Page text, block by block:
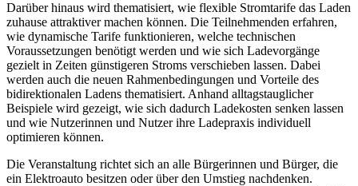
Darüber hinaus wird thematisiert, wie flexible Stromtarife das Laden
zuhause attraktiver machen können. Die Teilnehmenden erfahren,
wie dynamische Tarife funktionieren, welche technischen
Voraussetzungen benötigt werden und wie sich Ladevorgänge
gezielt in Zeiten günstigeren Stroms verschieben lassen. Dabei
werden auch die neuen Rahmenbedingungen und Vorteile des
bidirektionalen Ladens thematisiert. Anhand alltagstauglicher
Beispiele wird gezeigt, wie sich dadurch Ladekosten senken lassen
und wie Nutzerinnen und Nutzer ihre Ladepraxis individuell
optimieren können.
Die Veranstaltung richtet sich an alle Bürgerinnen und Bürger, die
ein Elektroauto besitzen oder über den Umstieg nachdenken.